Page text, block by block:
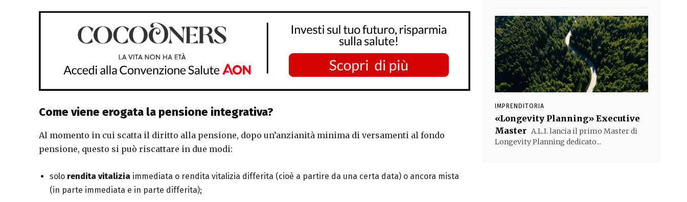
Come viene erogata la pensione integrativa?
Al momento in cui scatta il diritto alla pensione, dopo un’anzianità minima di versamenti al fondo
pensione, questo si può riscattare in due modi:
solo rendita vitalizia immediata o rendita vitalizia differita (cioè a partire da una certa data) o ancora mista
(in parte immediata e in parte differita);
IMPRENDITORIA
«Longevity Planning» Executive
Master A.L.I. lancia il primo Master di
Longevity Planning dedicato...